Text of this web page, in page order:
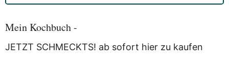
Speicherung und Verarbeitung Deiner Daten durch
Myfoodstory einverstanden. Deine Daten werden
Dritte weitergegeben und dienen nur für diesen Service!
Mein Kochbuch -
JETZT SCHMECKTS! ab sofort hier zu kaufen